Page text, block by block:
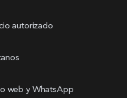
autorizado
web y WhatsApp